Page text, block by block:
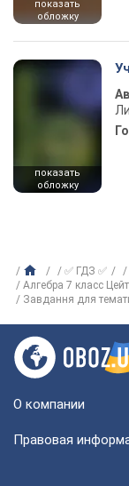
показать
обложку
показать
обложку
✅ ГДЗ ✅
Алгебра 7 класс
Завдання для
О компании
Правовая